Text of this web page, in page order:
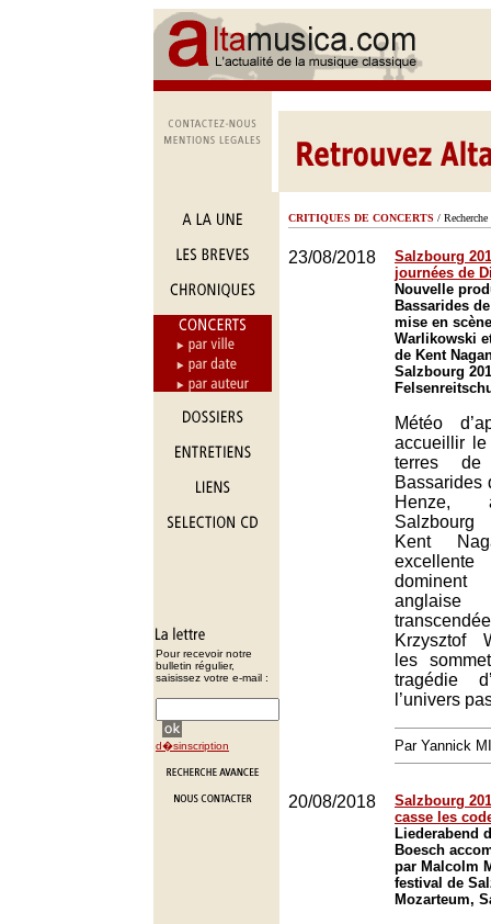
Pour recevoir notre
bulletin régulier,
saisissez votre e-mail :
d�sinscription
CRITIQUES DE CONCERTS / Recherche
23/08/2018
Salzbourg
journées de
Nouvelle
Bassarides
mise en
Warlikowski
de Kent
Salzbourg
Météo
accueillir
terres de
Bassarides
Henze,
Kent
anglaise
Krzysztof
les
tragédie
l’univers
Par Yannick
20/08/2018
Salzbourg
casse les
Liederabend
Boesch
par Malcolm
festival de
Mozarteum,